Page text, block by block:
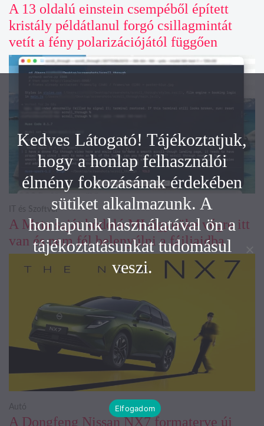
A 13 oldalú einstein csempéből épített
kristály példátlanul forgó csillagmintát
vetít a fény polarizációjától függően
A Meta saját kódoló MI-ügynöke végre itt
van és nem fél belenyúlni a fájljaidba
IT és Szoftver
A Dongfeng Nissan NX7 formaterve új
Autó
Kedves Látogató! Tájékoztatjuk,
hogy a honlap felhasználói
élmény fokozásának érdekében
sütiket alkalmazunk. A
honlapunk használatával ön a
tájékoztatásunkat tudomásul
veszi.
Elfogadom